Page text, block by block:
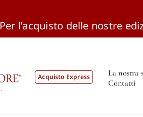
Per l’acquisto delle nostre
Acquisto Express
La nostra
Contatti